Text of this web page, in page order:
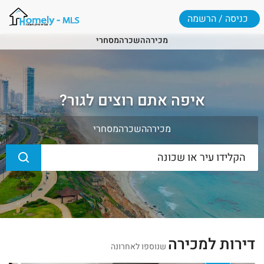
מכירההשכרהמסחרי
כניסה / הרשמה
איפה אתם רוצים לגור?
מכירההשכרהמסחרי
דירות למכירה שנוספו לאחרונה